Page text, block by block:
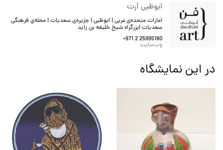
ابوظبی آرت
امارات متحده‌ی عربی | ابوظبی | جزیره‌ی سعدیات | محله‌ی فرهنگی
سعدیات |بزرگراه شیخ خليفه بن زايد
+971 2 25995180
وب‌سایت
در این نمایشگاه